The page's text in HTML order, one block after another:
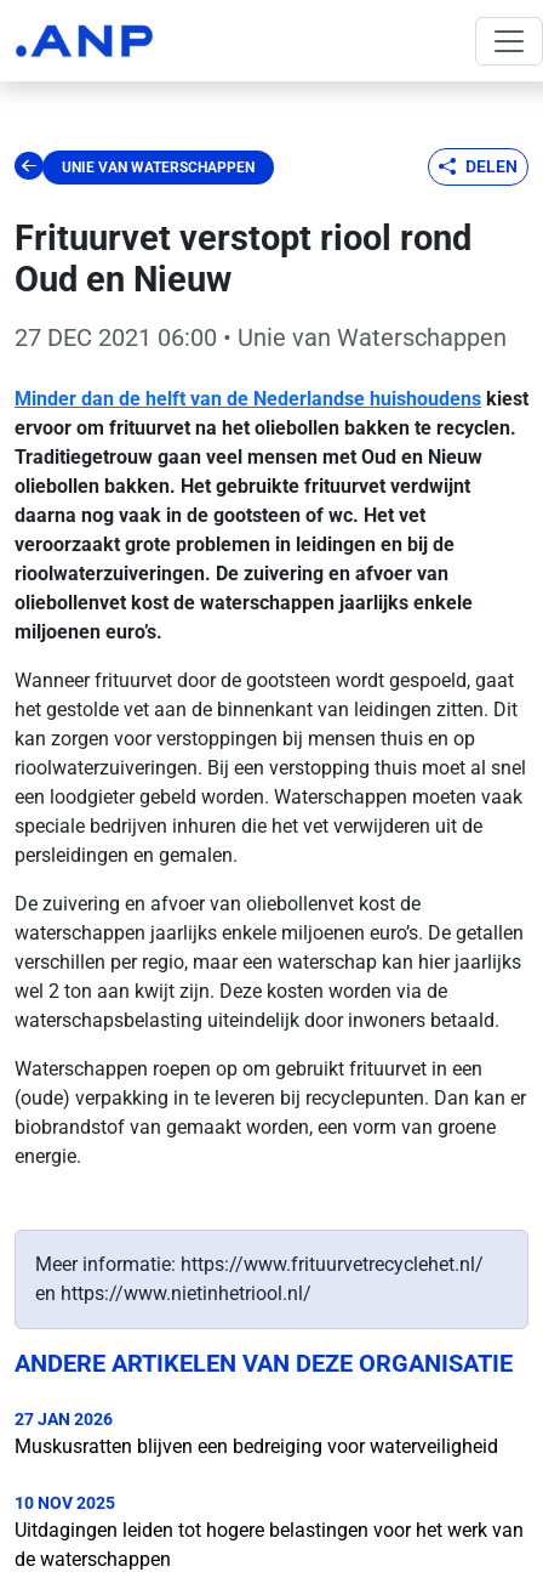
UNIE VAN WATERSCHAPPEN DELEN
Frituurvet verstopt riool rond
Oud en Nieuw
27 DEC 2021 06:00 • Unie van Waterschappen
Minder dan de helft van de Nederlandse huishoudens kiest
ervoor om frituurvet na het oliebollen bakken te recyclen.
Traditiegetrouw gaan veel mensen met Oud en Nieuw
oliebollen bakken. Het gebruikte frituurvet verdwijnt
daarna nog vaak in de gootsteen of wc. Het vet
veroorzaakt grote problemen in leidingen en bij de
rioolwaterzuiveringen. De zuivering en afvoer van
oliebollenvet kost de waterschappen jaarlijks enkele
miljoenen euro’s.
Wanneer frituurvet door de gootsteen wordt gespoeld, gaat
het gestolde vet aan de binnenkant van leidingen zitten. Dit
kan zorgen voor verstoppingen bij mensen thuis en op
rioolwaterzuiveringen. Bij een verstopping thuis moet al snel
een loodgieter gebeld worden. Waterschappen moeten vaak
speciale bedrijven inhuren die het vet verwijderen uit de
persleidingen en gemalen.
De zuivering en afvoer van oliebollenvet kost de
waterschappen jaarlijks enkele miljoenen euro’s. De getallen
verschillen per regio, maar een waterschap kan hier jaarlijks
wel 2 ton aan kwijt zijn. Deze kosten worden via de
waterschapsbelasting uiteindelijk door inwoners betaald.
Waterschappen roepen op om gebruikt frituurvet in een
(oude) verpakking in te leveren bij recyclepunten. Dan kan er
biobrandstof van gemaakt worden, een vorm van groene
energie.
Meer informatie: https://www.frituurvetrecyclehet.nl/
en https://www.nietinhetriool.nl/
ANDERE ARTIKELEN VAN DEZE ORGANISATIE
27 JAN 2026
Muskusratten blijven een bedreiging voor waterveiligheid
10 NOV 2025
Uitdagingen leiden tot hogere belastingen voor het werk van
de waterschappen